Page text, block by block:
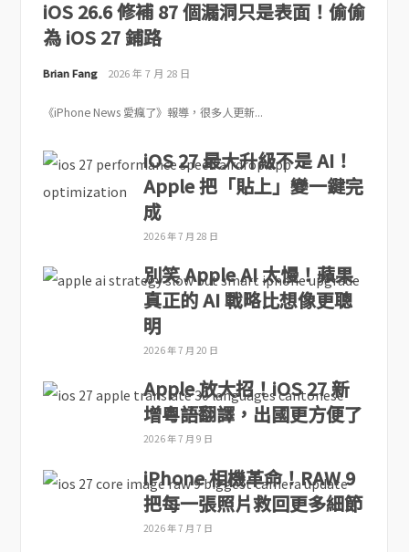
iOS 26.6 修補 87 個漏洞只是表面！偷偷
為 iOS 27 鋪路
Brian Fang 2026 年 7 月 28 日
《iPhone News 愛瘋了》報導，很多人更新...
iOS 27 最大升級不是 AI！
Apple 把「貼上」變一鍵完
成
2026 年 7 月 28 日
別笑 Apple AI 太慢！蘋果
真正的 AI 戰略比想像更聰
明
2026 年 7 月 20 日
Apple 放大招！iOS 27 新
增粵語翻譯，出國更方便了
2026 年 7 月 9 日
iPhone 相機革命！RAW 9
把每一張照片救回更多細節
2026 年 7 月 7 日